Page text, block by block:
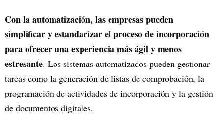
Con la automatización, las empresas pueden
simplificar y estandarizar el proceso de incorporación
para ofrecer una experiencia más ágil y menos
estresante. Los sistemas automatizados pueden gestionar
tareas como la generación de listas de comprobación, la
programación de actividades de incorporación y la gestión
de documentos digitales.